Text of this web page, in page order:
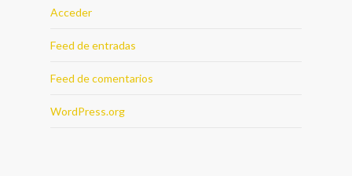
Acceder
Feed de entradas
Feed de comentarios
WordPress.org